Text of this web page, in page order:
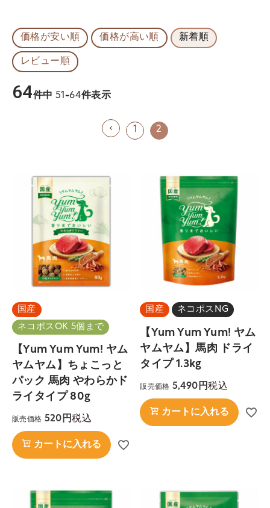
価格が安い順 価格が高い順 新着順
レビュー順
64件中 51-64件表示
1 2
国産
ネコポスOK 5個まで
【Yum Yum Yum! ヤム
ヤムヤム】ちょこっと
パック 馬肉 やわらかド
ライタイプ 80g
販売価格 520 税込
カートに入れる
国産 ネコポスNG
【Yum Yum Yum! ヤム
ヤムヤム】馬肉 ドライ
タイプ 1.3kg
販売価格 5,490 税込
カートに入れる